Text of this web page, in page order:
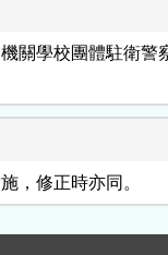
關學校團體駐衛警
，修正時亦同。